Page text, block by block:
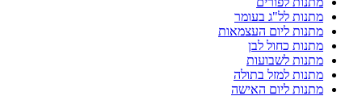
מתנות לל"ג בעומר
מתנות ליום העצמאות
מתנות כחול לבן
מתנות לשבועות
מתנות למזל בתולה
מתנות ליום האישה